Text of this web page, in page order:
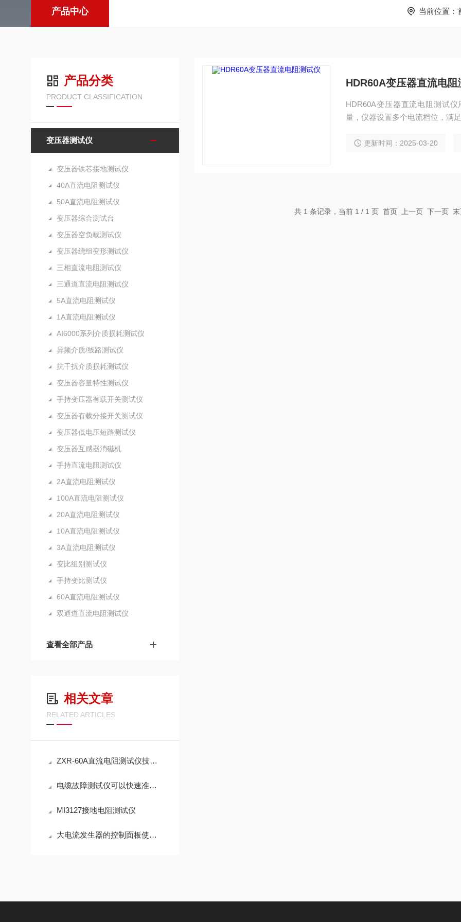
产品中心 当前位置：
产品分类
PRODUCT CLASSIFICATION
变压器测试仪
变压器铁芯接地测试仪
40A直流电阻测试仪
50A直流电阻测试仪
变压器综合测试台
变压器空负载测试仪
变压器绕组变形测试仪
三相直流电阻测试仪
三通道直流电阻测试仪
5A直流电阻测试仪
1A直流电阻测试仪
AI6000系列介质损耗测试仪
异频介质/线路测试仪
抗干扰介质损耗测试仪
变压器容量特性测试仪
手持变压器有载开关测试仪
变压器有载分接开关测试仪
变压器低电压短路测试仪
变压器互感器消磁机
手持直流电阻测试仪
2A直流电阻测试仪
100A直流电阻测试仪
20A直流电阻测试仪
10A直流电阻测试仪
3A直流电阻测试仪
变比组别测试仪
手持变比测试仪
60A直流电阻测试仪
双通道直流电阻测试仪
查看全部产品
相关文章
RELATED ARTICLES
ZXR-60A直流电阻测试仪技术特性与应用分析
电缆故障测试仪可以快速准确的找出故障点
MI3127接地电阻测试仪
大电流发生器的控制面板使用帮助
HDR60A变压器直流电阻
HDR60A变压器直流电阻测试
量，仪器设置多个电流档位，满
更新时间：2025-03-20
共 1 条记录，当前 1 / 1 页 首页 上一页 下一页